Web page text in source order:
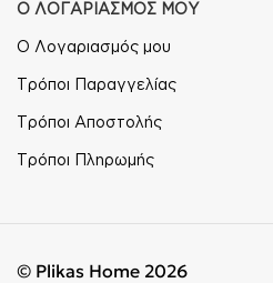
Ο ΛΟΓΑΡΙΑΣΜΟΣ ΜΟΥ
Ο Λογαριασμός μου
Τρόποι Παραγγελίας
Τρόποι Αποστολής
Τρόποι Πληρωμής
© Plikas Home 2026